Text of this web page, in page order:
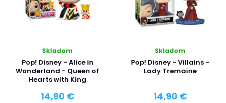
Skladom
Pop! Disney - Alice in
Wonderland - Queen of
Hearts with King
14,90 €
Skladom
Pop! Disney - Villains -
Lady Tremaine
14,90 €